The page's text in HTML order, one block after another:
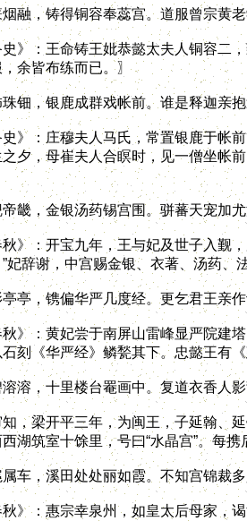
，铸得铜容奉蕊宫。道服曾宗黄老
：王命铸王妣恭懿太夫人铜容二，
余皆布练而已。〗
，银鹿成群戏帐前。谁是释迦亲抱
：庄穆夫人马氏，常置银鹿于帐前
夕，母崔夫人合瞑时，见一僧坐帐
，金银汤药锡宫围。骈蕃天宠加尤
：开宝九年，王与妃及世子入觐，
妃辞谢，中宫赐金银、衣著、汤药、
，镌偏华严几度经。更乞君王亲作
：黄妃尝于南屏山雷峰显严院建塔
刻《华严经》鳞甃其下。忠懿王有
，十里楼台罨画中。复道衣香人影
梁开平三年，为闽王，子延翰、延
湖筑室十馀里，号曰“水晶宫”。每
，溪田处处丽如霞。不知宫锦裁多
：惠宗幸泉州，如皇太后母家，谒